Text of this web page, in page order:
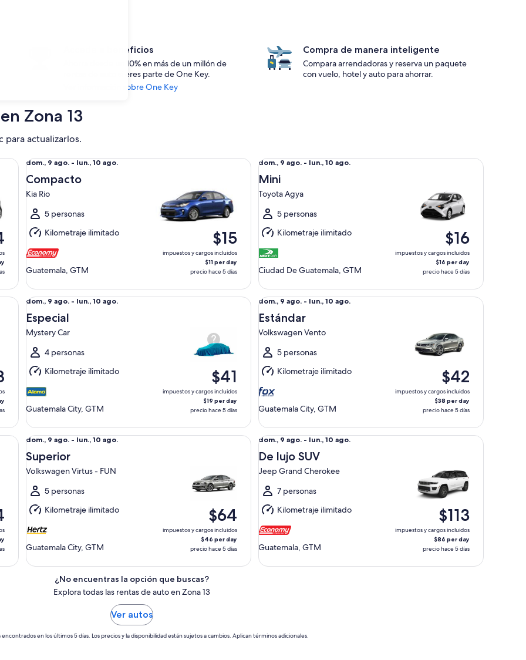
Accede a beneficios
Ahorra desde un 10% en más de un millón de
rentas de auto si eres parte de One Key.
Ver información sobre One Key
Compra de manera inteligente
Compara arrendadoras y reserva un paquete
con vuelo, hotel y auto para ahorrar.
Zona 13
para actualizarlos.
Del
dom.,
9
ago.
al
lun.,
10
ago.
dom., 9 ago. - lun., 10 ago.
Compacto
Kia Rio
5 personas
Kilometraje ilimitado
Guatemala, GTM
$15
impuestos y cargos incluidos
$11 per day
precio hace 5 días
Compacto Kia Rio
Del
dom.,
9
ago.
al
lun.,
10
ago.
dom., 9 ago. - lun., 10 ago.
Mini
Toyota Agya
5 personas
Kilometraje ilimitado
Ciudad De Guatemala, GTM
$16
impuestos y cargos incluidos
$16 per day
precio hace 5 días
Mini Toyota Agya
Del
dom.,
9
ago.
al
lun.,
10
ago.
dom., 9 ago. - lun., 10 ago.
Especial
Mystery Car
4 personas
Kilometraje ilimitado
Guatemala City, GTM
$41
impuestos y cargos incluidos
$19 per day
precio hace 5 días
Especial Mystery Car
Del
dom.,
9
ago.
al
lun.,
10
ago.
dom., 9 ago. - lun., 10 ago.
Estándar
Volkswagen Vento
5 personas
Kilometraje ilimitado
Guatemala City, GTM
$42
impuestos y cargos incluidos
$38 per day
precio hace 5 días
Estándar Volkswagen Vento
Del
dom.,
9
ago.
al
lun.,
10
ago.
dom., 9 ago. - lun., 10 ago.
Superior
Volkswagen Virtus - FUN
5 personas
Kilometraje ilimitado
Guatemala City, GTM
$64
impuestos y cargos incluidos
$46 per day
precio hace 5 días
Superior Volkswagen Virtus - FUN
Del
dom.,
9
ago.
al
lun.,
10
ago.
dom., 9 ago. - lun., 10 ago.
De lujo SUV
Jeep Grand Cherokee
7 personas
Kilometraje ilimitado
Guatemala, GTM
$113
impuestos y cargos incluidos
$86 per day
precio hace 5 días
De lujo SUV Jeep Grand Cherokee
¿No encuentras la opción que buscas?
Explora todas las rentas de auto en Zona 13
Ver autos
encontrados en los últimos 5 días. Los precios y la disponibilidad están sujetos a cambios. Aplican términos adicionales.